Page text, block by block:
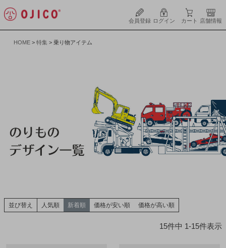
会員登録 ログイン カート 店舗情報
HOME 特集 乗り物アイテム
並び替え 人気順 新着順 価格が安い順 価格が高い順
15件中 1-15件表示